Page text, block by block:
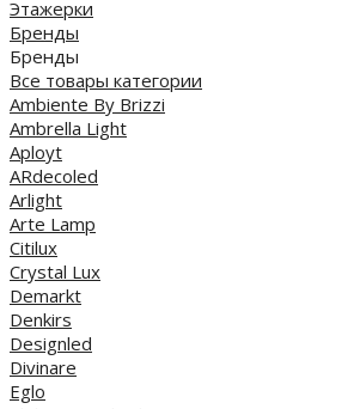
Этажерки
Бренды
Бренды
Все товары категории
Ambiente By Brizzi
Ambrella Light
Aployt
ARdecoled
Arlight
Arte Lamp
Citilux
Crystal Lux
Demarkt
Denkirs
Designled
Divinare
Eglo